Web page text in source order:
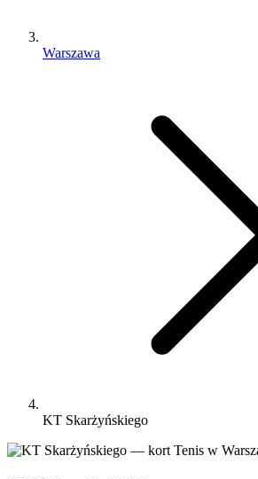
Warszawa
KT Skarżyńskiego